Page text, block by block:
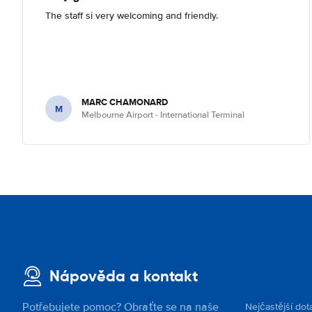
The staff si very welcoming and friendly.
M MARC CHAMONARD
Melbourne Airport - International Terminal
Nápověda a kontakt
Potřebujete pomoc? Obraťte se na naše Nejčastější